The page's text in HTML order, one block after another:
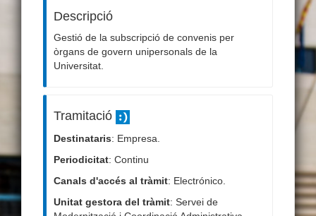
Descripció
Gestió de la subscripció de convenis per
òrgans de govern unipersonals de la
Universitat.
Tramitació
Destinataris: Empresa.
Periodicitat: Continu
Canals d'accés al tràmit: Electrónico.
Unitat gestora del tràmit: Servei de